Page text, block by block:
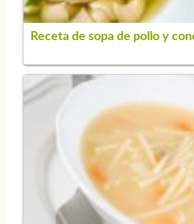
Receta de sopa de pollo y